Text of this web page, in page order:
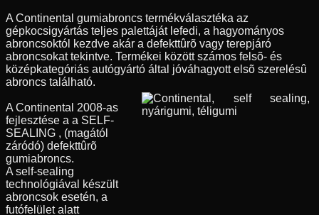
A Continental gumiabroncs termékválasztéka az
gépkocsigyártás teljes palettáját lefedi, a hagyományos
abroncsoktól kezdve akár a defekttûrõ vagy terepjáró
abroncsokat tekintve. Termékei között számos felsõ- és
középkategóriás autógyártó által jóváhagyott elsõ szerelésû
abroncs található.
A Continental 2008-as
fejlesztése a a SELF-
SEALING , (magától
záródó) defekttûrõ
gumiabroncs.
A self-sealing
technológiával készült
abroncsok esetén, a
futófelület alatt